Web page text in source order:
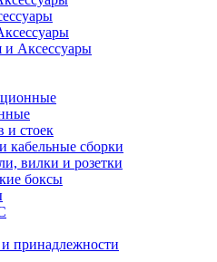
и Аксессуары
и стоек
кабельные сборки
вилки и розетки
боксы
принадлежности